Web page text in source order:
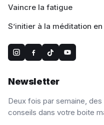
Vaincre la fatigue
S’initier à la méditation
Newsletter
Deux fois par semaine,
conseils dans votre boite